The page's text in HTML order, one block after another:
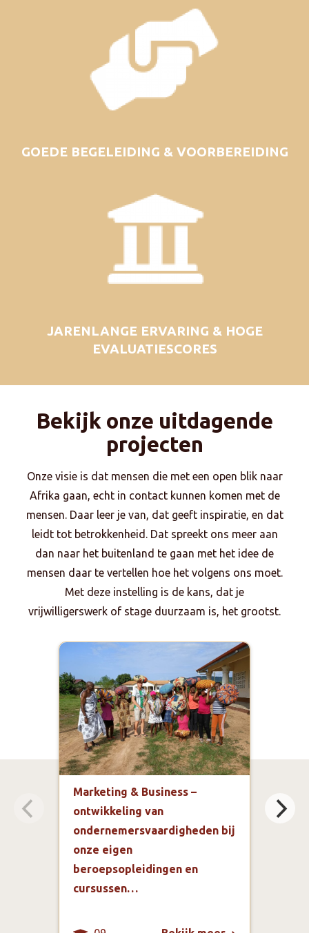
GOEDE BEGELEIDING & VOORBEREIDING
JARENLANGE ERVARING & HOGE
EVALUATIESCORES
Bekijk onze uitdagende
projecten
Onze visie is dat mensen die met een open blik naar
Afrika gaan, echt in contact kunnen komen met de
mensen. Daar leer je van, dat geeft inspiratie, en dat
leidt tot betrokkenheid. Dat spreekt ons meer aan
dan naar het buitenland te gaan met het idee de
mensen daar te vertellen hoe het volgens ons moet.
Met deze instelling is de kans, dat je
vrijwilligerswerk of stage duurzaam is, het grootst.
Marketing & Business –
ontwikkeling van
ondernemersvaardigheden bij
onze eigen
beroepsopleidingen en
cursussen…